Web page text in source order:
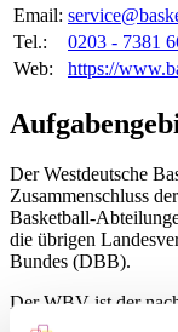
Email:
Tel.:
0203 - 7381
Web:
https://
Der Westdeutsche
Zusammenschluss
Basketball-
die übrigen
Bundes (DBB).
Der WBV ist der
größte